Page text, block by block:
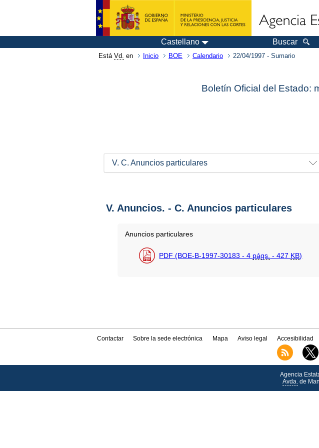
Castellano Buscar
Está Vd. en Inicio BOE Calendario 22/04/1997 - Sumario
Boletín Oficial del Estado:
V. C. Anuncios particulares
V. Anuncios. - C. Anuncios particulares
Anuncios particulares
PDF (BOE-B-1997-30183 - 4 págs. - 427 KB)
Contactar Sobre la sede electrónica Mapa Aviso legal Accesibilidad
Agencia
Avda.de